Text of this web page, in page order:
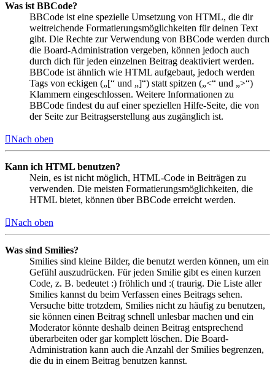
Was ist BBCode?
BBCode ist eine spezielle Umsetzung von HTML, die dir
weitreichende Formatierungsmöglichkeiten für deinen Text
gibt. Die Rechte zur Verwendung von BBCode werden durch
die Board-Administration vergeben, können jedoch auch
durch dich für jeden einzelnen Beitrag deaktiviert werden.
BBCode ist ähnlich wie HTML aufgebaut, jedoch werden
Tags von eckigen („[“ und „]“) statt spitzen („<“ und „>“)
Klammern eingeschlossen. Weitere Informationen zu
BBCode findest du auf einer speziellen Hilfe-Seite, die von
der Seite zur Beitragserstellung aus zugänglich ist.
Nach oben
Kann ich HTML benutzen?
Nein, es ist nicht möglich, HTML-Code in Beiträgen zu
verwenden. Die meisten Formatierungsmöglichkeiten, die
HTML bietet, können über BBCode erreicht werden.
Nach oben
Was sind Smilies?
Smilies sind kleine Bilder, die benutzt werden können, um ein
Gefühl auszudrücken. Für jeden Smilie gibt es einen kurzen
Code, z. B. bedeutet :) fröhlich und :( traurig. Die Liste aller
Smilies kannst du beim Verfassen eines Beitrags sehen.
Versuche bitte trotzdem, Smilies nicht zu häufig zu benutzen,
sie können einen Beitrag schnell unlesbar machen und ein
Moderator könnte deshalb deinen Beitrag entsprechend
überarbeiten oder gar komplett löschen. Die Board-
Administration kann auch die Anzahl der Smilies begrenzen,
die du in einem Beitrag benutzen kannst.